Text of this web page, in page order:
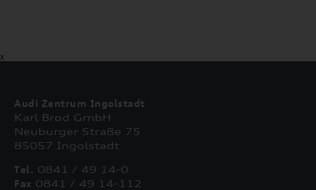
X
Audi Zentrum Ingolstadt
Karl Brod GmbH
Neuburger Straße 75
85057 Ingolstadt
Tel. 0841 / 49 14-0
Fax 0841 / 49 14-112